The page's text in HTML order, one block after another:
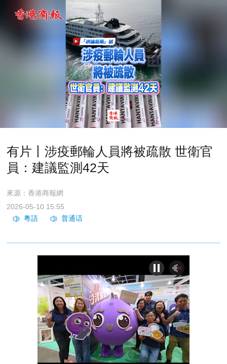
有片丨涉疫郵輪人員將被疏散 世衛官
員：建議監測42天
來源：香港商報網
2026-05-10 15:55